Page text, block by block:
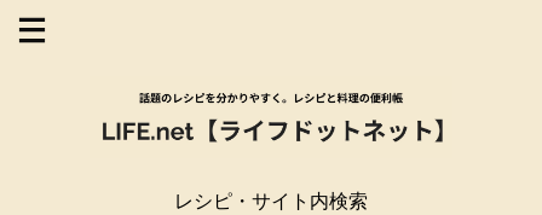
レシピ・サイト内検索